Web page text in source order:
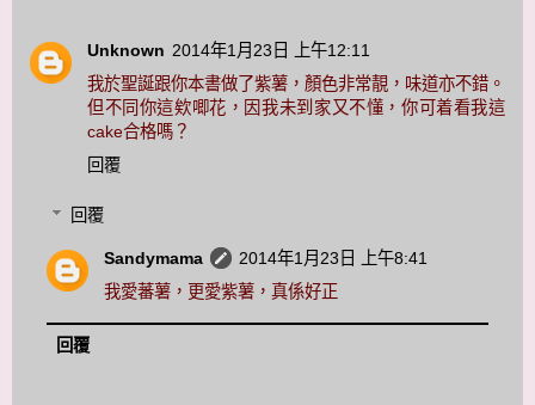
Unknown 2014年1月23日 上午12:11
我於聖誕跟你本書做了紫薯，顏色非常靚，味道亦不錯。
但不同你這欸唧花，因我未到家又不懂，你可着看我這
cake合格嗎？
回覆
回覆
Sandymama
2014年1月23日 上午8:41
我愛蕃薯，更愛紫薯，真係好正
回覆